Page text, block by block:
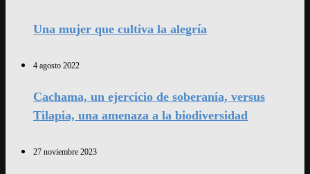
Una mujer que cultiva la alegría
4 agosto 2022
Cachama, un ejercicio de soberanía, versus
Tilapia, una amenaza a la biodiversidad
27 noviembre 2023